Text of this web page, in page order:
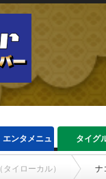
エンタメニュ
ース
タイグ
イローカル） ナ